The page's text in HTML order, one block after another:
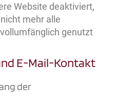
Website deaktiviert,
mehr alle
genutzt
E-Mail-Kontakt
der